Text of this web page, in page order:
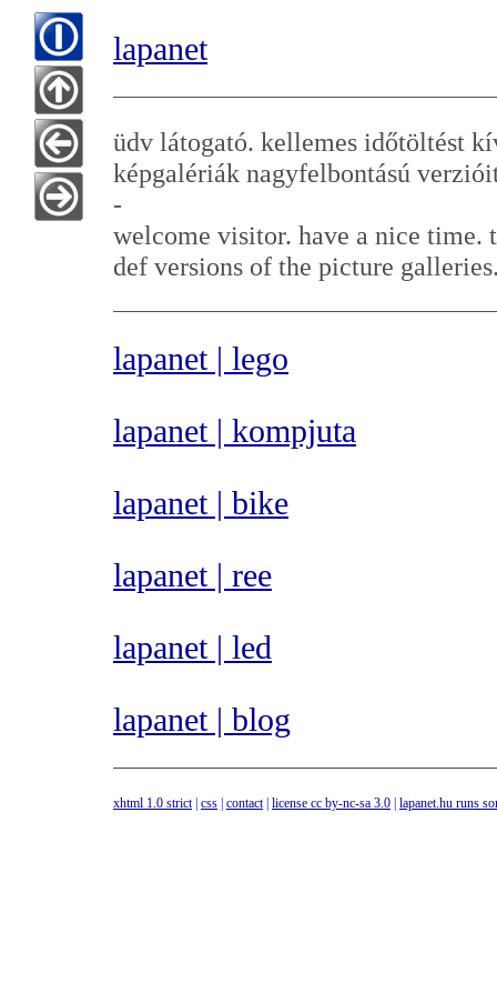
lapanet
üdv látogató. kellemes időtöltést
képgalériák nagyfelbontású
-
welcome visitor. have a nice time.
def versions of the picture
lapanet | lego
lapanet | kompjuta
lapanet | bike
lapanet | ree
lapanet | led
lapanet | blog
xhtml 1.0 strict| css contact| license cc by-nc-sa 3.0 lapanet.hu runs